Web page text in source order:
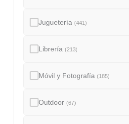
Juguetería(441)
Librería(213)
Móvil y Fotografía(185)
Outdoor(67)